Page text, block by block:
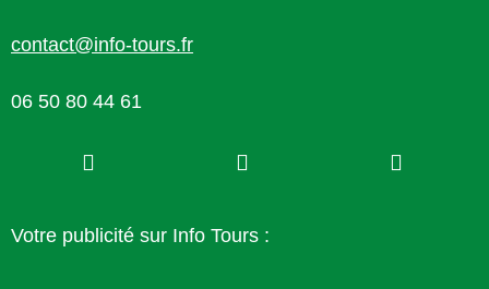
contact@info-tours.fr
06 50 80 44 61
Votre publicité sur Info Tours :